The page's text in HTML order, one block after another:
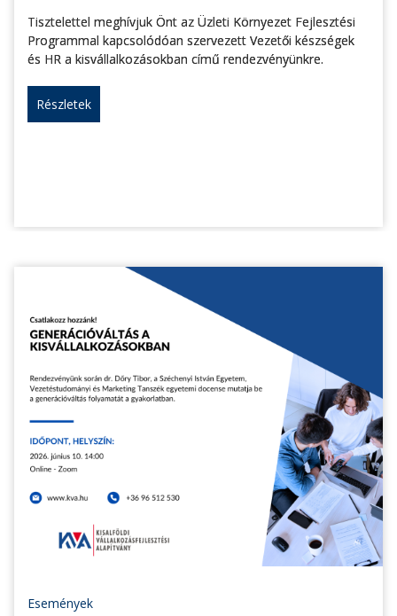
Tisztelettel meghívjuk Önt az Üzleti Környezet Fejlesztési
Programmal kapcsolódóan szervezett Vezetői készségek
és HR a kisvállalkozásokban című rendezvényünkre.
Részletek
Események